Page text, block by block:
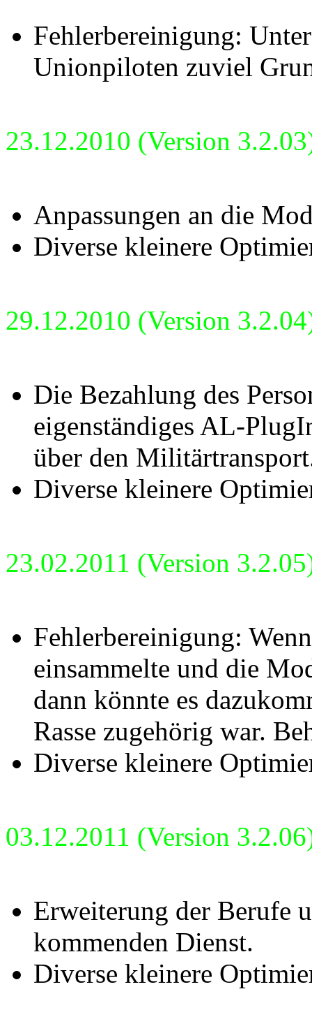
Fehlerbereinigung:
Unionpiloten zuviel
23.12.2010 (Version
Anpassungen an die
Diverse kleinere
29.12.2010 (Version
Die Bezahlung des
eigenständiges AL-
über den
Diverse kleinere
23.02.2011 (Version
Fehlerbereinigung:
einsammelte und die
dann könnte es
Rasse zugehörig war.
Diverse kleinere
03.12.2011 (Version
Erweiterung der Berufe
kommenden Dienst.
Diverse kleinere